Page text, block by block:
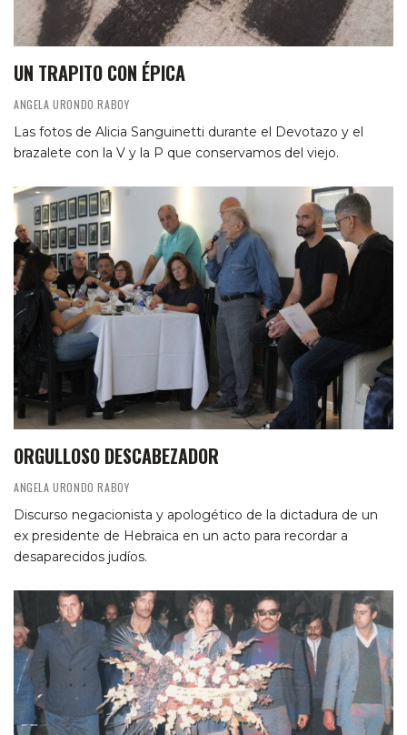
UN TRAPITO CON ÉPICA
ANGELA URONDO RABOY
Las fotos de Alicia Sanguinetti durante el Devotazo y el
brazalete con la V y la P que conservamos del viejo.
ORGULLOSO DESCABEZADOR
ANGELA URONDO RABOY
Discurso negacionista y apologético de la dictadura de un
ex presidente de Hebraica en un acto para recordar a
desaparecidos judíos.